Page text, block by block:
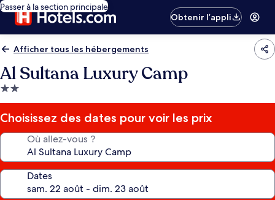
Passer à la section principale
Obtenir l’appli
Afficher tous les hébergements
Al Sultana Luxury Camp
Hébergement
2.0 étoiles
Choisissez des dates pour voir les prix
Où allez-vous ?
Dates